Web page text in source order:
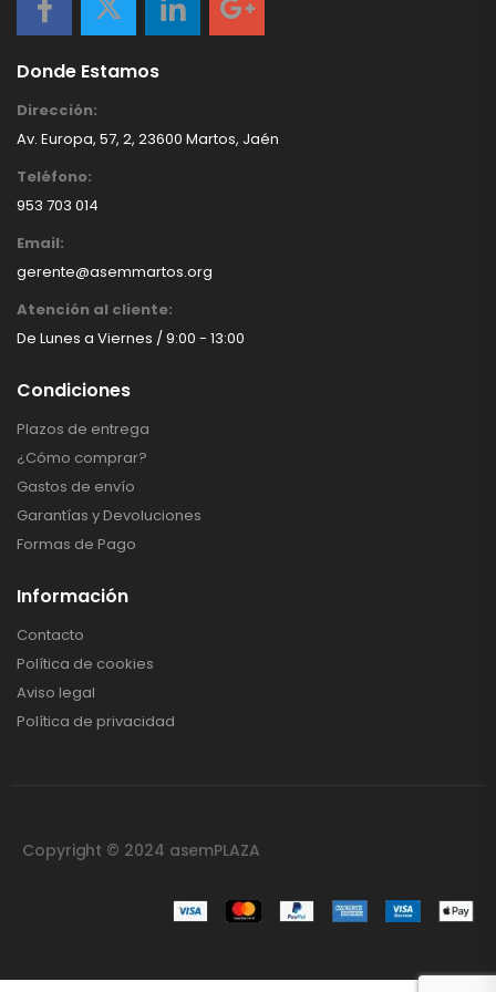
Donde Estamos
Teléfono:
953 703 014
Email:
gerente@asemmartos.org
Dirección:
Av. Europa, 57, 2, 23600 Martos, Jaén
Atención al cliente:
De Lunes a Viernes / 9:00 - 13:00
Condiciones
Plazos de entrega
¿Cómo comprar?
Gastos de envío
Garantías y Devoluciones
Formas de Pago
Información
Contacto
Política de cookies
Aviso legal
Política de privacidad
Copyright © 2024 asemPLAZA